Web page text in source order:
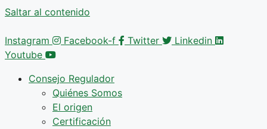
Saltar al contenido
Instagram Facebook-f Twitter
Linkedin
Youtube
Consejo Regulador
Quiénes Somos
El origen
Certificación